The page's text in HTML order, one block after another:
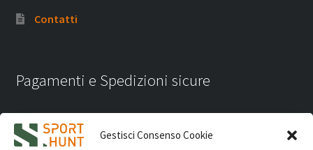
Gestisci Consenso Cookie
Contatti
Pagamenti e Spedizioni sicure